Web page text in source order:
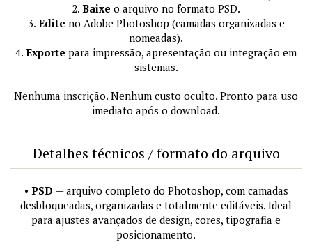
2. Baixe o arquivo no formato PSD.
3. Edite no Adobe Photoshop (camadas organizadas e
nomeadas).
4. Exporte para impressão, apresentação ou integração em
sistemas.
Nenhuma inscrição. Nenhum custo oculto. Pronto para uso
imediato após o download.
Detalhes técnicos / formato do arquivo
• PSD — arquivo completo do Photoshop, com camadas
desbloqueadas, organizadas e totalmente editáveis. Ideal
para ajustes avançados de design, cores, tipografia e
posicionamento.